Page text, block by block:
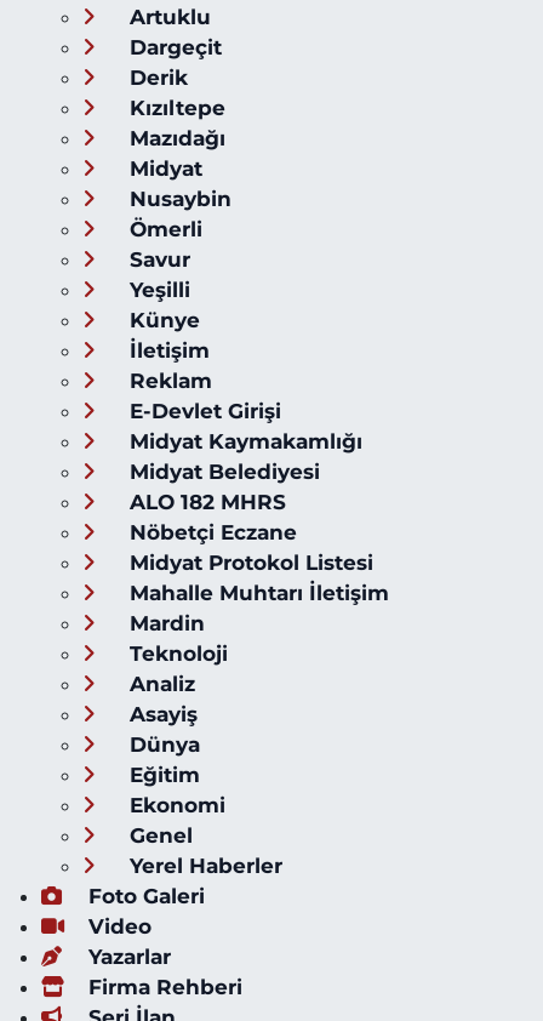
Artuklu
Dargeçit
Derik
Kızıltepe
Mazıdağı
Midyat
Nusaybin
Ömerli
Savur
Yeşilli
Künye
İletişim
Reklam
E-Devlet Girişi
Midyat Kaymakamlığı
Midyat Belediyesi
ALO 182 MHRS
Nöbetçi Eczane
Midyat Protokol Listesi
Mahalle Muhtarı İletişim
Mardin
Teknoloji
Analiz
Asayiş
Dünya
Eğitim
Ekonomi
Genel
Yerel Haberler
Foto Galeri
Video
Yazarlar
Firma Rehberi